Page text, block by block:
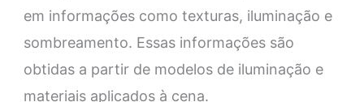
em informações como texturas, iluminação e
sombreamento. Essas informações são
obtidas a partir de modelos de iluminação e
materiais aplicados à cena.